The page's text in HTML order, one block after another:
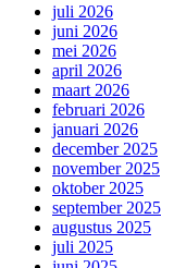
juli 2026
juni 2026
mei 2026
april 2026
maart 2026
februari 2026
januari 2026
december 2025
november 2025
oktober 2025
september 2025
augustus 2025
juli 2025